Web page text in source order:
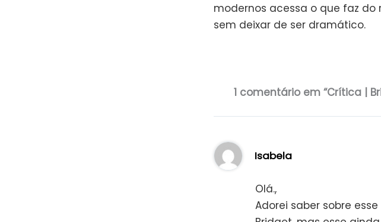
modernos acessa o que faz do
sem deixar de ser dramático.
1 comentário em “Crítica |
Isabela
Olá.,
Adorei saber sobre